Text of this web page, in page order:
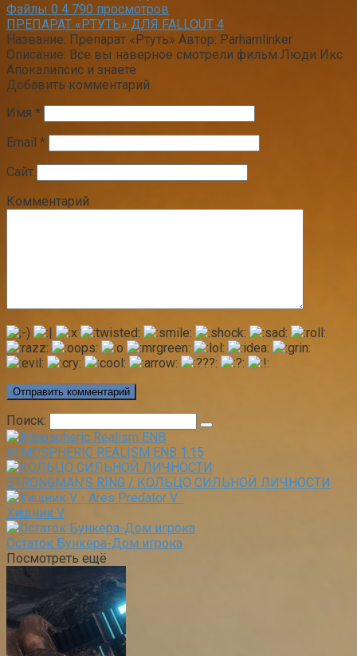
Файлы 0 4 790 просмотров
ПРЕПАРАТ «РТУТЬ» ДЛЯ FALLOUT 4
Название: Препарат «Ртуть» Автор: Parhamlinker
Описание: Все вы наверное смотрели фильм Люди Икс
Апокалипсис и знаете
Добавить комментарий
Имя *
Email *
Сайт
Комментарий
Поиск:
ATMOSPHERIC REALISM ENB 1.15
STRONGMAN’S RING / КОЛЬЦО СИЛЬНОЙ ЛИЧНОСТИ
Хищник V
Остаток Бункера-Дом игрока
Посмотреть ещё